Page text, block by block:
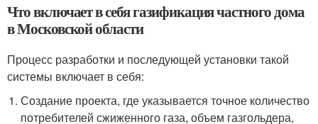
Что включает в себя газификация частного дома
в Московской области
Процесс разработки и последующей установки такой
системы включает в себя:
Создание проекта, где указывается точное количество
потребителей сжиженного газа, объем газгольдера,